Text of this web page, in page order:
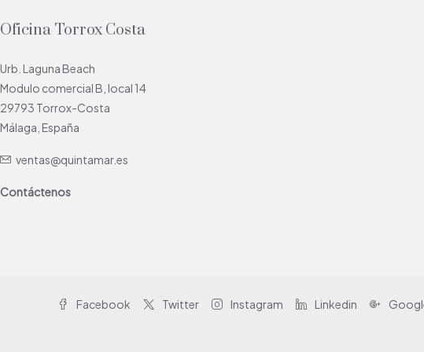
Oficina Torrox Costa
Urb. Laguna Beach
Modulo comercial B, local 14
29793 Torrox-Costa
Málaga, España
ventas@quintamar.es
Contáctenos
Facebook Twitter Instagram Linkedin